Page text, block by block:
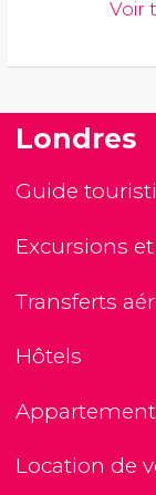
Voir
Londres
Guide
Excursions
Transferts
Hôtels
Location de